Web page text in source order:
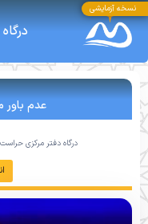
عدم باور
درگاه دفتر مرکزی
نسخه آزمایشی